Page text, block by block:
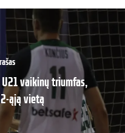
vaikinų triumfas,
ąją vietą